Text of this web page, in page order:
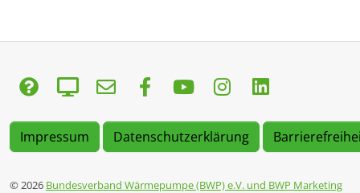
Impressum Datenschutzerklärung
© 2026 Bundesverband Wärmepumpe (BWP) e.V. und BWP Marketing